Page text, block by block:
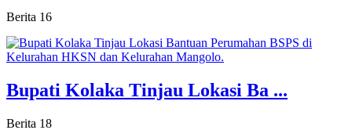
Berita 16
Bupati Kolaka Tinjau Lokasi Ba ...
Berita 18